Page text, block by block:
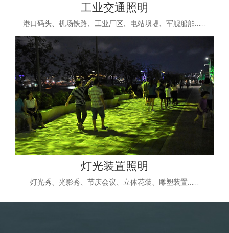
工业交通照明
港口码头、机场铁路、工业厂区、电站坝堤、军舰船舶……
灯光装置照明
灯光秀、光影秀、节庆会议、立体花装、雕塑装置……